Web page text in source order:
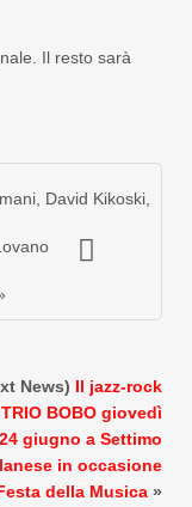
Il resto sarà
David Kikoski
News) Il jazz-rock
BOBO giovedì
24 giugno a Settimo
in occasione
della Musica »